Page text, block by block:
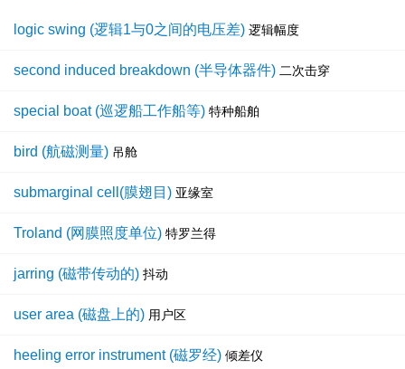
logic swing (逻辑1与0之间的电压差) 逻辑幅度
second induced breakdown (半导体器件) 二次击穿
special boat (巡逻船工作船等) 特种船舶
bird (航磁测量) 吊舱
submarginal cell(膜翅目) 亚缘室
Troland (网膜照度单位) 特罗兰得
jarring (磁带传动的) 抖动
user area (磁盘上的) 用户区
heeling error instrument (磁罗经) 倾差仪